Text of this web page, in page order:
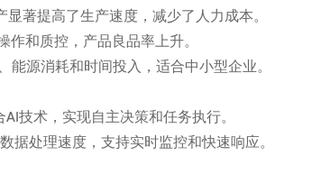
显著提高了生产速度，减少了人力成本。
作和质控，产品良品率上升。
能源消耗和时间投入，适合中小型企业。
技术，实现自主决策和任务执行。
据处理速度，支持实时监控和快速响应。